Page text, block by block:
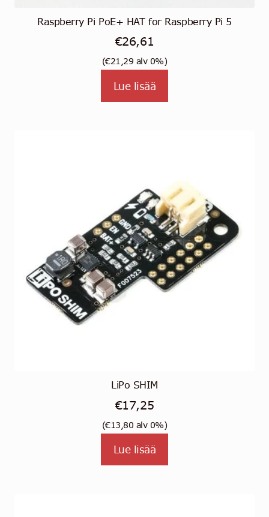
Raspberry Pi PoE+ HAT for Raspberry Pi 5
€26,61
(€21,29 alv 0%)
Lue lisää
LiPo SHIM
€17,25
(€13,80 alv 0%)
Lue lisää